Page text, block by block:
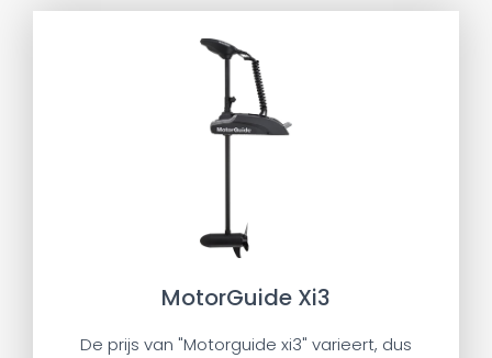
MotorGuide Xi3
De prijs van "Motorguide xi3" varieert, dus